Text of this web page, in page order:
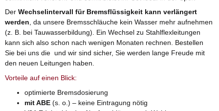
Der Wechselintervall für Bremsflüssigkeit kann verlängert
werden, da unsere Bremsschläuche kein Wasser mehr aufnehmen
(z. B. bei Tauwasserbildung). Ein Wechsel zu Stahlflexleitungen
kann sich also schon nach wenigen Monaten rechnen. Bestellen
Sie bei uns die und wir sind sicher, Sie werden lange Freude mit
den neuen Leitungen haben.
Vorteile auf einen Blick:
optimierte Bremsdosierung
mit ABE (s. o.) – keine Eintragung nötig